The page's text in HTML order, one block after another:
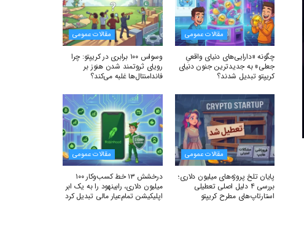
مقالات عمومی
چگونه «دارایی‌های دنیای واقعیِ
جعلی» به جدیدترین جنون دنیای
کریپتو تبدیل شدند؟
مقالات عمومی
وسواس ۱۰۰ برابری در کریپتو: چرا
رویای ثروتمند شدن هنوز بر
فاندامنتال‌ها غلبه می‌کند؟
مقالات عمومی
پایان تلخ پروژه‌های میلیون دلاری؛
بررسی ۴ دلیل اصلی تعطیلی
استارتاپ‌های مطرح کریپتو
مقالات عمومی
درخشش ۱۳ خط کسب‌وکار ۱۰۰
میلیون دلاری، رابینهود را به یک ابر
اپلیکیشن تمام‌عیار مالی تبدیل کرد